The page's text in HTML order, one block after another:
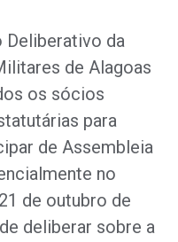
Deliberativo da
de Alagoas
os sócios
para
de Assembleia
no
de outubro de
deliberar sobre a